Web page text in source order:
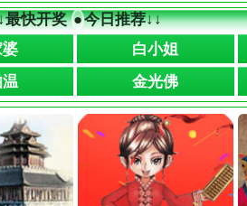
最快开奖●今日推荐↓↓
白小姐
金光佛